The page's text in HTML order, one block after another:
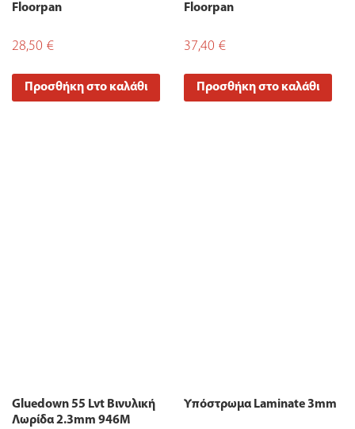
Floorpan
28,50 €
Προσθήκη στο καλάθι
Floorpan
37,40 €
Προσθήκη στο καλάθι
Gluedown 55 Lvt Βινυλική
Λωρίδα 2.3mm 946M
Υπόστρωμα Laminate 3mm